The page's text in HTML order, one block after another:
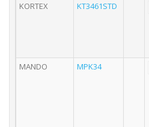
KORTEX
KT3461STD
MANDO
MPK34